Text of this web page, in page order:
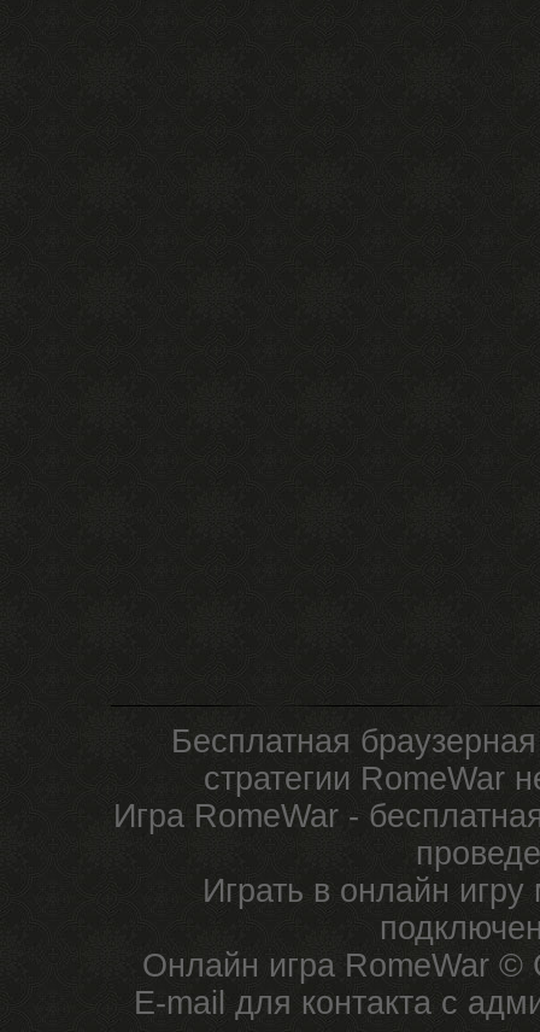
Бесплатная
стратегии RomeWar
Игра RomeWar -
Играть в онлайн
Онлайн игра RomeWar ©
E-mail для контакта с